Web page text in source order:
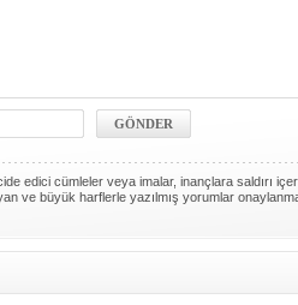
edici cümleler veya imalar, inançlara saldırı
ve büyük harflerle yazılmış yorumlar